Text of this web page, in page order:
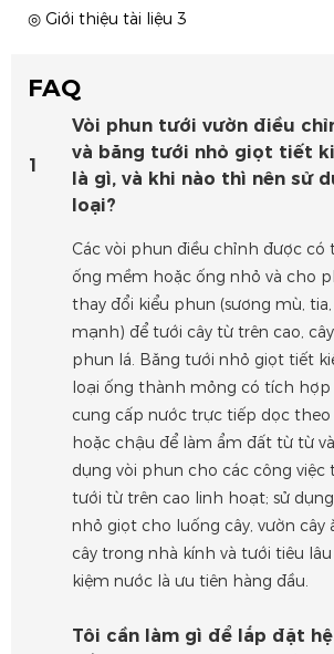
◎ Giới thiệu tài liệu 3
FAQ
1
Vòi phun tưới vườn điều
và băng tưới nhỏ giọt tiết
là gì, và khi nào thì nên sử
loại?
Các vòi phun điều chỉnh được có
ống mềm hoặc ống nhỏ và cho
thay đổi kiểu phun (sương mù,
mạnh) để tưới cây từ trên cao,
phun lá. Băng tưới nhỏ giọt tiết
loại ống thành mỏng có tích hợp
cung cấp nước trực tiếp dọc theo
hoặc chậu để làm ẩm đất từ ​​từ
dụng vòi phun cho các công việc
tưới từ trên cao linh hoạt; sử
nhỏ giọt cho luống cây, vườn cây
cây trong nhà kính và tưới tiêu
kiệm nước là ưu tiên hàng đầu.
Tôi cần làm gì để lắp đặt